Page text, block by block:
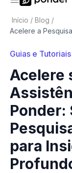
Início / Blog /
Acelere a
Guias e Tutoriais
Acelere
Ponder:
para